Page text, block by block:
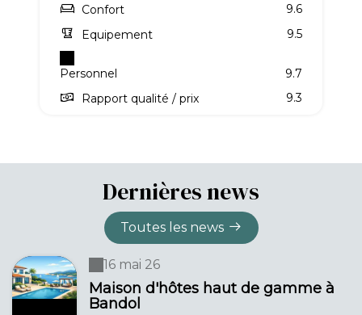
Confort
9.6
Equipement
9.5
Personnel
9.7
Rapport qualité / prix
9.3
Dernières news
Toutes les news
16 mai 26
Maison d'hôtes haut de gamme à
Bandol